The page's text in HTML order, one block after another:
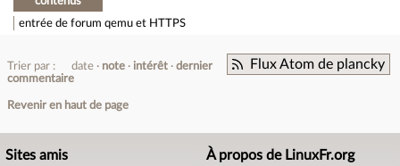
entrée de forum qemu et HTTPS
Flux Atom de plancky
Trier par : date note intérêt
dernier
commentaire
Revenir en haut de page
Sites amis À propos de LinuxFr.org